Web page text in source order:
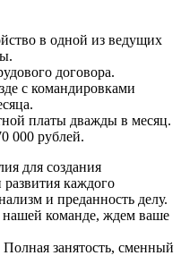
в одной из ведущих
договора.
с командировками
платы дважды в месяц.
000 рублей.
для создания
каждого
и преданность делу.
команде, ждем ваше
Полная занятость, сменный